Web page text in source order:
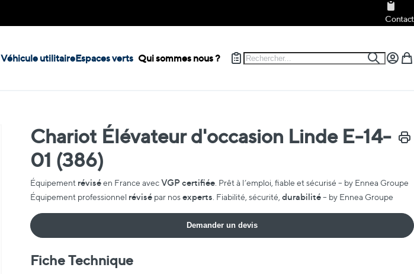
Contact
Véhicule utilitaireEspaces verts Qui sommes nous ? Rechercher
Mon
Chariot Élévateur d'occasion Linde E-14-
01 (386)
Équipement réviséen France avecVGP certifiée . Prêt à l’emploi, fiable et sécurisé – by Ennea Groupe
Équipement professionnel révisé par nosexperts . Fiabilité, sécurité, durabilité– by Ennea Groupe
Demander un devis
Fiche Technique